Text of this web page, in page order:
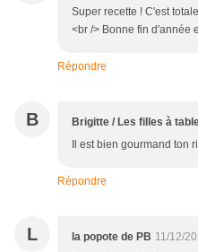
Super recette ! C'est
<br /> Bonne fin d'année
Répondre
B Brigitte / Les filles à
Il est bien gourmand ton
Répondre
L la popote de PB 11/12/